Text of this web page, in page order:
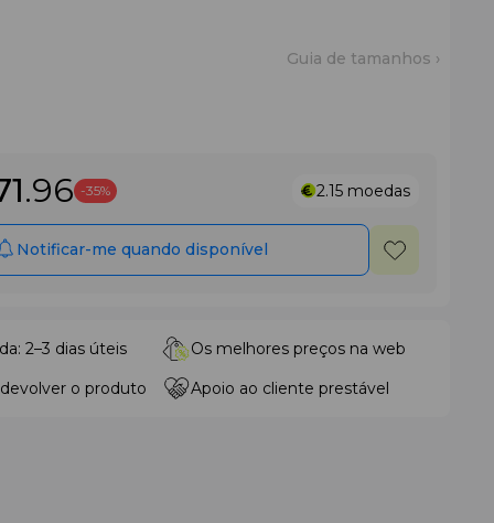
Guia de tamanhos ›
.96 -35% 2.15 moedas
Notificar-me quando disponível
2–3 dias úteis
Os melhores preços na web
o produto
Apoio ao cliente prestável